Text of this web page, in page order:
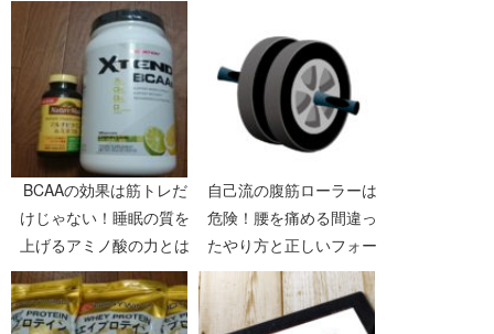
BCAAの効果は筋トレだ
けじゃない！睡眠の質を
上げるアミノ酸の力とは
【64日目】
自己流の腹筋ローラーは
危険！腰を痛める間違っ
たやり方と正しいフォー
ム